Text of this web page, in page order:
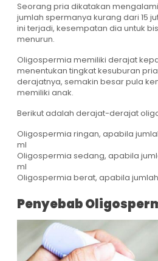
Seorang pria dikatakan
jumlah spermanya kurang dari 15
ini terjadi, kesempatan dia untuk
menurun.
Oligospermia memiliki derajat
menentukan tingkat kesuburan
derajatnya, semakin besar pula
memiliki anak.
Berikut adalah derajat-derajat
Oligospermia ringan, apabila
ml
Oligospermia sedang, apabila
ml
Oligospermia berat, apabila
Penyebab